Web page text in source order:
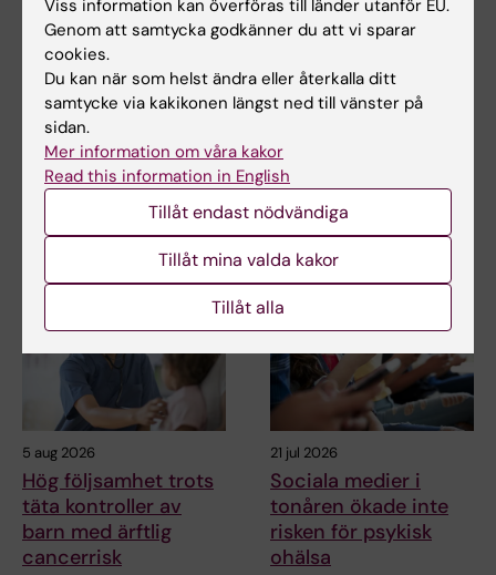
KI Kommunikati…
2023-06-07
Innehållsgranskare:
Gunilla Sonnebring
Dela
Relaterade artiklar
5 aug 2026
Hög följsamhet trots
täta kontroller av
barn med ärftlig
cancerrisk
21 jul 2026
Sociala medier i
tonåren ökade inte
risken för psykisk
ohälsa
Viss information kan överföras till länder utanför EU.
Genom att samtycka godkänner du att vi sparar
cookies.
Du kan när som helst ändra eller återkalla ditt
samtycke via kakikonen längst ned till vänster på
sidan.
Mer information om våra kakor
Read this information in English
Tillåt endast nödvändiga
Tillåt mina valda kakor
Tillåt alla